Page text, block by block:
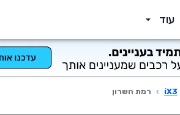
עוד
iX3
› רמת השרון